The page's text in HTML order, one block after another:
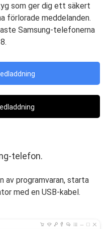
som ger dig ett säkert
förlorade meddelanden.
Samsung-telefonerna
telefon.
av programvaran, starta
med en USB-kabel.